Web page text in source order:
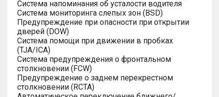
Система напоминания об усталости водителя
Система мониторинга слепых зон (BSD)
Предупреждение при опасности при открытии
дверей (DOW)
Система помощи при движении в пробках
(TJA/ICA)
Система предупреждения о фронтальном
столкновении (FCW)
Предупреждение о заднем перекрестном
столкновении (RCTA)